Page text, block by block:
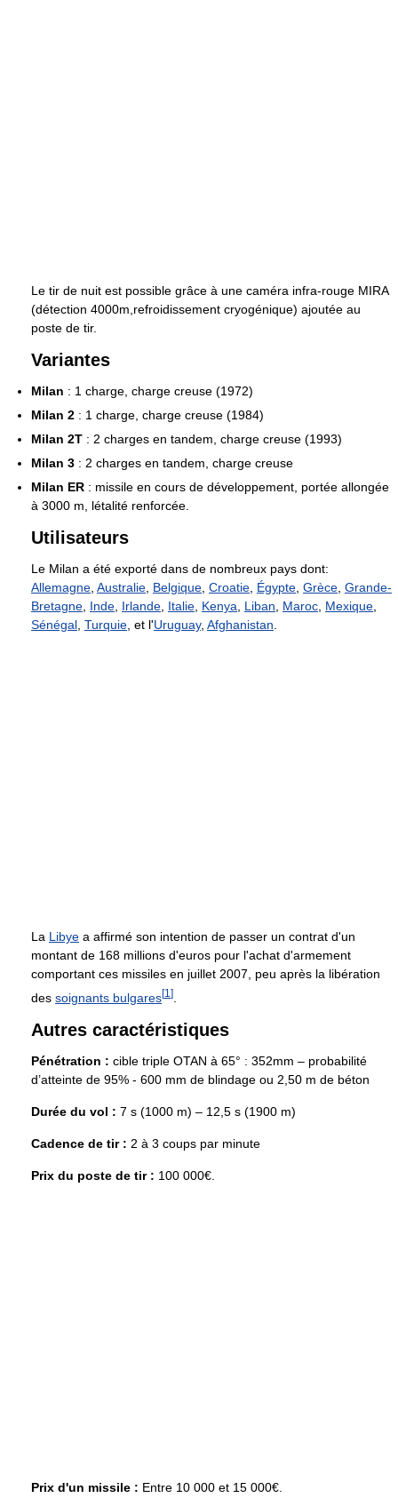
Le tir de nuit est possible grâce à une caméra infra-rouge MIRA
(détection 4000m,refroidissement cryogénique) ajoutée au
poste de tir.
Variantes
Milan : 1 charge, charge creuse (1972)
Milan 2 : 1 charge, charge creuse (1984)
Milan 2T : 2 charges en tandem, charge creuse (1993)
Milan 3 : 2 charges en tandem, charge creuse
Milan ER : missile en cours de développement, portée allongée
à 3000 m, létalité renforcée.
Utilisateurs
Le Milan a été exporté dans de nombreux pays dont:
Allemagne Australie Belgique Croatie Égypte Grèce Grande-
Bretagne Inde Irlande Italie Kenya Liban Maroc Mexique
Sénégal Turquie , et l'Uruguay, Afghanistan
La Libye a affirmé son intention de passer un contrat d'un
montant de 168 millions d'euros pour l'achat d'armement
comportant ces missiles en juillet 2007, peu après la libération
des soignants bulgares[1 ]
Autres caractéristiques
Pénétration : cible triple OTAN à 65° : 352mm – probabilité
d’atteinte de 95% - 600 mm de blindage ou 2,50 m de béton
Durée du vol : 7 s (1000 m) – 12,5 s (1900 m)
Cadence de tir : 2 à 3 coups par minute
Prix du poste de tir : 100 000€.
Prix d'un missile : Entre 10 000 et 15 000€.